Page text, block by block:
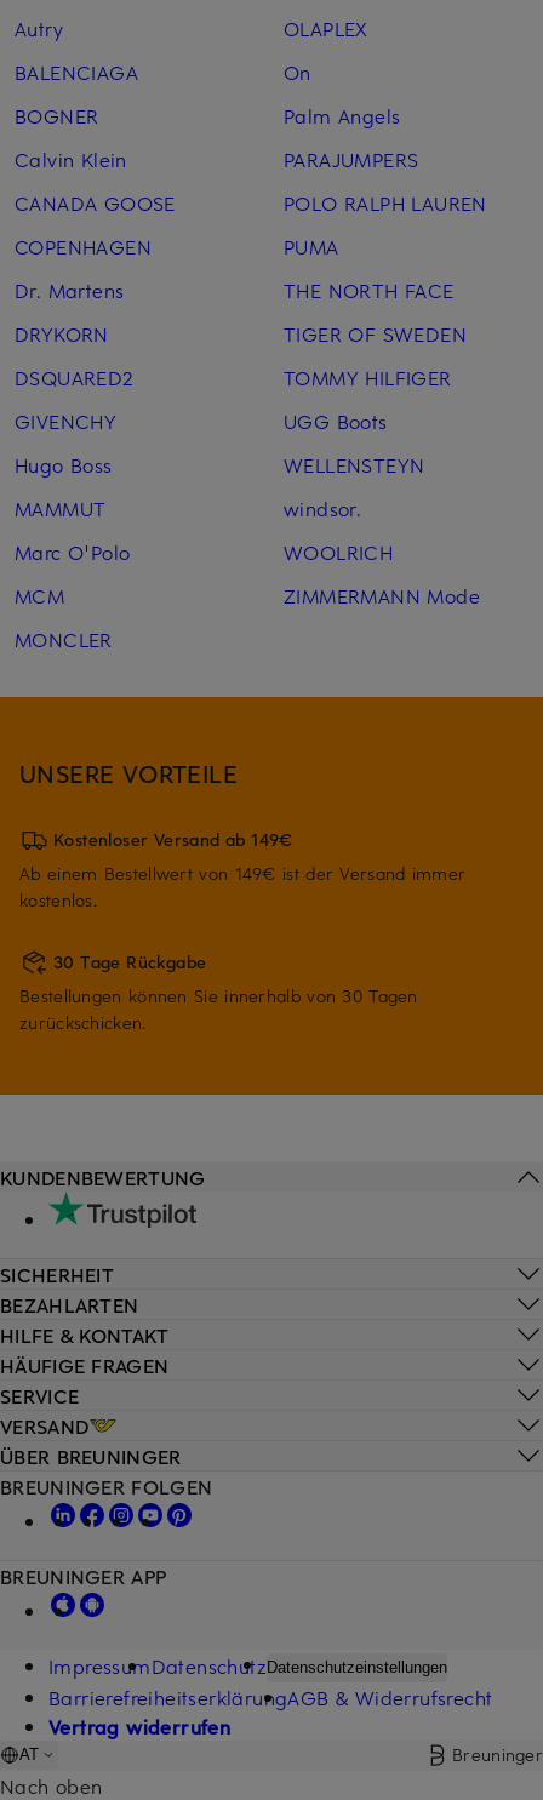
Autry
BALENCIAGA
BOGNER
Calvin Klein
CANADA GOOSE
COPENHAGEN
Dr. Martens
DRYKORN
DSQUARED2
GIVENCHY
Hugo Boss
MAMMUT
Marc O'Polo
MCM
MONCLER
OLAPLEX
On
Palm Angels
PARAJUMPERS
POLO RALPH LAUREN
PUMA
THE NORTH FACE
TIGER OF SWEDEN
TOMMY HILFIGER
UGG Boots
WELLENSTEYN
windsor.
WOOLRICH
ZIMMERMANN Mode
UNSERE VORTEILE
Kostenloser Versand ab 149€
Ab einem Bestellwert von 149€ ist der Versand immer
kostenlos.
30 Tage Rückgabe
Bestellungen können Sie innerhalb von 30 Tagen
zurückschicken.
HILFE & KONTAKT
HÄUFIGE FRAGEN
SERVICE
VERSAND
KUNDENBEWERTUNG
SICHERHEIT
BEZAHLARTEN
ÜBER BREUNINGER
BREUNINGER FOLGEN
BREUNINGER APP
ImpressumDatenschutz Datenschutzeinstellungen
BarrierefreiheitserklärungAGB & Widerrufsrecht
Vertrag widerrufen
AT Breuninger
Nach oben